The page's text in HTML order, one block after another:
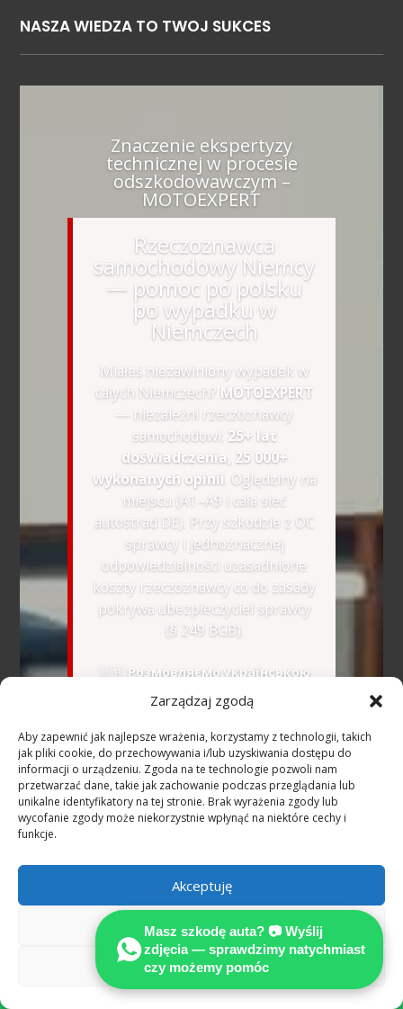
Zarządzaj zgodą
Aby zapewnić jak najlepsze wrażenia, korzystamy z technologii, takich
jak pliki cookie, do przechowywania i/lub uzyskiwania dostępu do
informacji o urządzeniu. Zgoda na te technologie pozwoli nam
przetwarzać dane, takie jak zachowanie podczas przeglądania lub
unikalne identyfikatory na tej stronie. Brak wyrażenia zgody lub
wycofanie zgody może niekorzystnie wpłynąć na niektóre cechy i
funkcje.
Akceptuję
Odmów
Zobacz preferencje
NASZA WIEDZA TO TWOJ SUKCES
Znaczenie ekspertyzy
technicznej w procesie
odszkodowawczym –
MOTOEXPERT
Rzeczoznawca
samochodowy Niemcy
— pomoc po polsku
po wypadku w
Niemczech
Miałeś niezawiniony wypadek w
całych Niemczech? MOTOEXPERT
— niezależni rzeczoznawcy
samochodowi: 25+ lat
doświadczenia, 25 000+
wykonanych opinii . Oględziny na
miejscu (A1–A9 i cała sieć
autostrad DE). Przy szkodzie z OC
sprawcy i jednoznacznej
odpowiedzialności uzasadnione
koszty rzeczoznawcy co do zasady
pokrywa ubezpieczyciel sprawcy
(§ 249 BGB).
🇺🇦 Розмовляємо українською
WhatsApp українською
📷 Wyślij zdjęcia na
WhatsApp — bezpłatna
wstępna ocena
Dowiedz się, jak niezależna opinia techniczna
pomaga ustalić pełne odszkodowanie według
standardów w procesie odszkodowawczym.
Wypadek w Niemczech —
najczęstsze pytania
(Niemcy)

Masz szkodę auta? 📷 Wyślij
zdjęcia — sprawdzimy natychmiast
czy możemy pomóc